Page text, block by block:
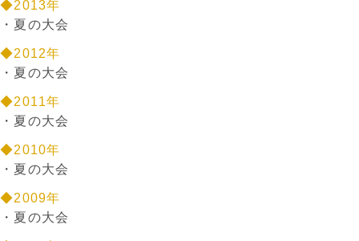
◆2013年
・ 夏の大会
◆2012年
・ 夏の大会
◆2011年
・ 夏の大会
◆2010年
・ 夏の大会
◆2009年
・ 夏の大会